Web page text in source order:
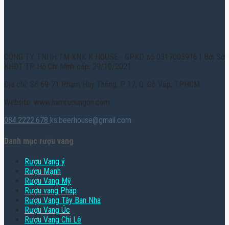
CÔNG TY TNHH TM XNK K HOUSE - GPKD số 0317003916 | Bởi Sở
KHĐT TP. Hồ Chí Minh cấp: 29/10/2021
Địa chỉ: Số 69-71 Phạm Huy Thông, P. 17, Q. Gò Vấp, TPHCM
Website: www.hamruoungon.com
084.2222.678 ks.beerhouse@gmail.com
Danh mục rượu vang
Rượu Vang ý
Rượu Mạnh
Rượu Vang Mỹ
Rượu vang Pháp
Rượu Vang Tây Ban Nha
Rượu Vang Úc
Rượu Vang Chi Lê